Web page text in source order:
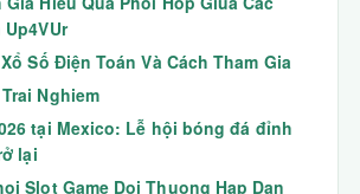
Số Điện Toán Và Cách Tham Gia
Nghiem
tại Mexico: Lễ hội bóng đá đỉnh
lại
Slot Game Doi Thuong Hap Dan